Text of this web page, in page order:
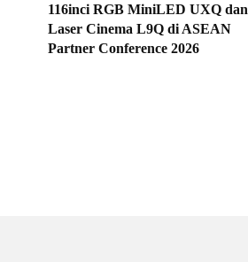
116inci RGB MiniLED UXQ dan
Laser Cinema L9Q di ASEAN
Partner Conference 2026